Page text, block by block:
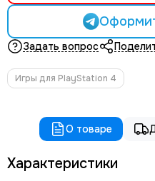
Задать вопрос
Игры для PlayStation 4
О товаре
Характеристики